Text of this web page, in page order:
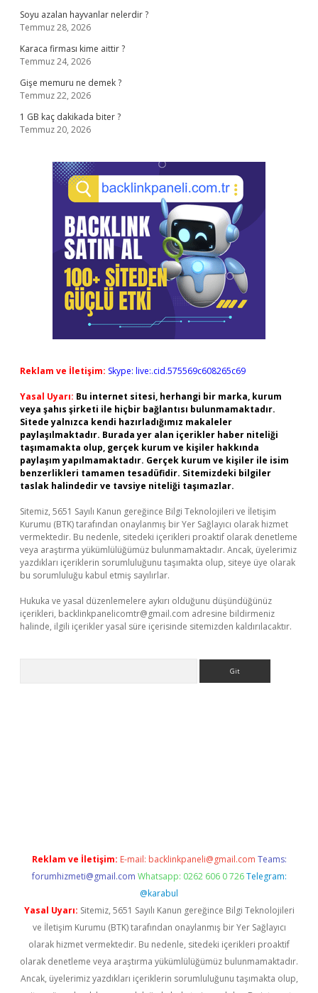
Soyu azalan hayvanlar nelerdir ?
Temmuz 28, 2026
Karaca firması kime aittir ?
Temmuz 24, 2026
Gişe memuru ne demek ?
Temmuz 22, 2026
1 GB kaç dakikada biter ?
Temmuz 20, 2026
Reklam ve İletişim: Skype: live:.cid.575569c608265c69
Yasal Uyarı: Bu internet sitesi, herhangi bir marka, kurum
veya şahıs şirketi ile hiçbir bağlantısı bulunmamaktadır.
Sitede yalnızca kendi hazırladığımız makaleler
paylaşılmaktadır. Burada yer alan içerikler haber niteliği
taşımamakta olup, gerçek kurum ve kişiler hakkında
paylaşım yapılmamaktadır. Gerçek kurum ve kişiler ile isim
benzerlikleri tamamen tesadüfidir. Sitemizdeki bilgiler
taslak halindedir ve tavsiye niteliği taşımazlar.
Sitemiz, 5651 Sayılı Kanun gereğince Bilgi Teknolojileri ve İletişim
Kurumu (BTK) tarafından onaylanmış bir Yer Sağlayıcı olarak hizmet
vermektedir. Bu nedenle, sitedeki içerikleri proaktif olarak denetleme
veya araştırma yükümlülüğümüz bulunmamaktadır. Ancak, üyelerimiz
yazdıkları içeriklerin sorumluluğunu taşımakta olup, siteye üye olarak
bu sorumluluğu kabul etmiş sayılırlar.
Hukuka ve yasal düzenlemelere aykırı olduğunu düşündüğünüz
içerikleri, backlinkpanelicomtr@gmail.com adresine bildirmeniz
halinde, ilgili içerikler yasal süre içerisinde sitemizden kaldırılacaktır.
Reklam ve İletişim: E-mail: backlinkpaneli@gmail.com Teams:
forumhizmeti@gmail.com Whatsapp: 0262 606 0 726 Telegram:
@karabul
Yasal Uyarı: Sitemiz, 5651 Sayılı Kanun gereğince Bilgi Teknolojileri
ve İletişim Kurumu (BTK) tarafından onaylanmış bir Yer Sağlayıcı
olarak hizmet vermektedir. Bu nedenle, sitedeki içerikleri proaktif
olarak denetleme veya araştırma yükümlülüğümüz bulunmamaktadır.
Ancak, üyelerimiz yazdıkları içeriklerin sorumluluğunu taşımakta olup,